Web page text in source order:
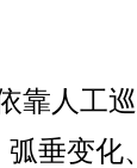
人工
弧垂变化